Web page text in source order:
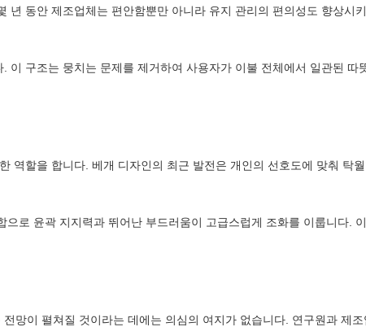
동안 제조업체는 편안함뿐만 아니라 유지 관리의 편의성도 향상시
구조는 뭉치는 문제를 제거하여 사용자가 이불 전체에서 일관된 따
할을 합니다. 베개 디자인의 최근 발전은 개인의 선호도에 맞춰 탁
로 윤곽 지지력과 뛰어난 부드러움이 고급스럽게 조화를 이룹니다.
망이 펼쳐질 것이라는 데에는 의심의 여지가 없습니다. 연구원과 제